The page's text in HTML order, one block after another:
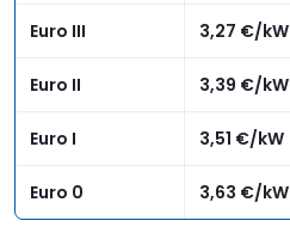
Euro III 3,27 €/kW
Euro II 3,39 €/kW
Euro I 3,51 €/kW
Euro 0 3,63 €/kW